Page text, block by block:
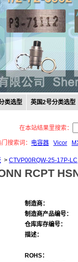
类选型 英国2号分类选型
在本站结果里搜索：
搜索词： 电容器 Vicor
> CTVP00RQW-25-17P-LC
RCPT
制造商：
制造商产品编号：
仓库库存编号：
描述：
ROHS：